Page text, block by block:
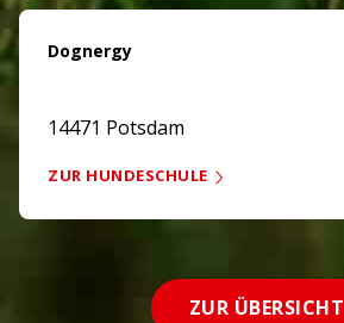
Dognergy
14471 Potsdam
ZUR HUNDESCHULE
ZUR ÜBERSICHT